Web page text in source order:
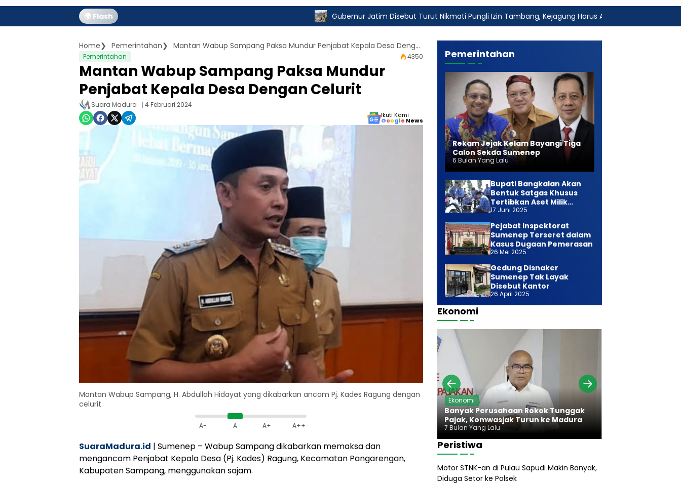
🌍 Flash Gubernur Jatim Disebut Turut Nikmati Pungli Izin Tambang, Kejagung Harus Ambil Alih
Home Pemerintahan Mantan Wabup Sampang Paksa Mundur Penjabat Kepala Desa Dengan Celurit
Pemerintahan 4350
Mantan Wabup Sampang Paksa Mundur
Penjabat Kepala Desa Dengan Celurit
Suara Madura 4 Februari 2024
Ikuti Kami
Google News
Mantan Wabup Sampang, H. Abdullah Hidayat yang dikabarkan ancam Pj. Kades Ragung dengan
celurit.
A- A A+ A++
SuaraMadura.id | Sumenep – Wabup Sampang dikabarkan memaksa dan
mengancam Penjabat Kepala Desa (Pj. Kades) Ragung, Kecamatan Pangarengan,
Kabupaten Sampang, menggunakan sajam.
Pemerintahan
Rekam Jejak Kelam Bayangi Tiga
Calon Sekda Sumenep
6 Bulan Yang Lalu
Bupati Bangkalan Akan
Bentuk Satgas Khusus
Tertibkan Aset Milik
Daerah
17 Juni 2025
Pejabat Inspektorat
Sumenep Terseret dalam
Kasus Dugaan Pemerasan
26 Mei 2025
Gedung Disnaker
Sumenep Tak Layak
Disebut Kantor
26 April 2025
Ekonomi
Ekonomi
Banyak Perusahaan Rokok Tunggak
Pajak, Komwasjak Turun ke Madura
7 Bulan Yang Lalu
Peristiwa
Motor STNK-an di Pulau Sapudi Makin Banyak,
Diduga Setor ke Polsek